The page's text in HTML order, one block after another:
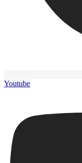
Youtube